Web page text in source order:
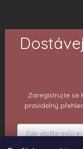
Zaregistrujte se
pravidelný